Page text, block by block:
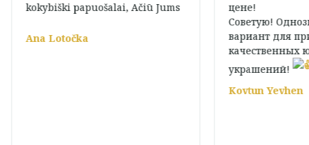
kokybiški papuošalai, Ačiū Jums
Ana Lotočka
цене!
Советую!
вариант для
качественных
украшений!
Kovtun Yevhen